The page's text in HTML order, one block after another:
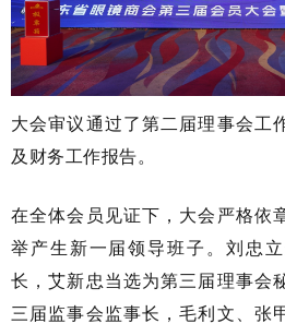
大会审议通过了第二届理事会工
及财务工作报告。
在全体会员见证下，大会严格依
举产生新一届领导班子。刘忠
长，艾新忠当选为第三届理事会
三届监事会监事长，毛利文、张